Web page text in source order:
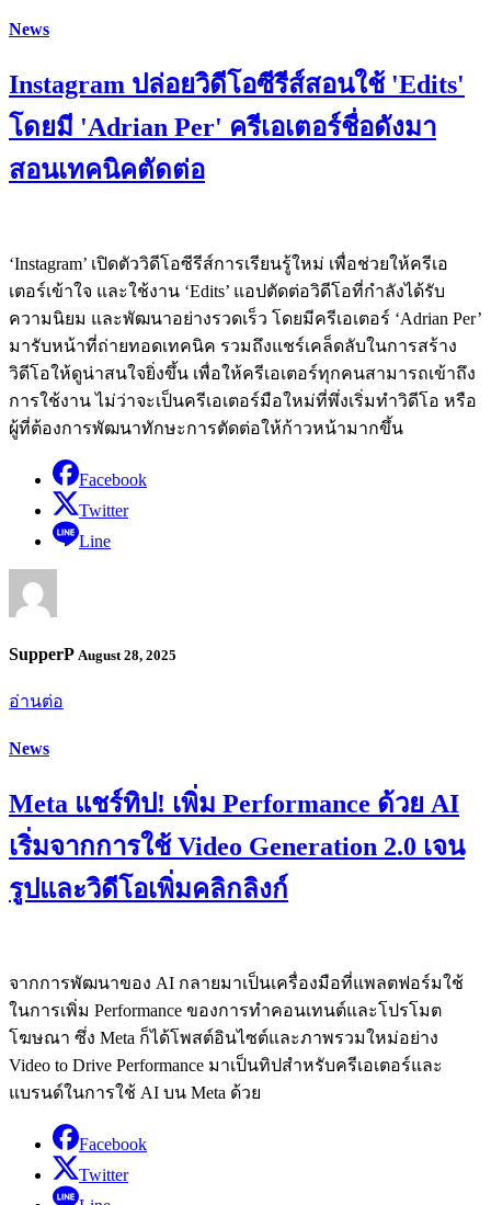
News
Instagram ปล่อยวิดีโอซีรีส์สอนใช้ 'Edits'
โดยมี 'Adrian Per' ครีเอเตอร์ชื่อดังมา
สอนเทคนิคตัดต่อ
‘Instagram’ เปิดตัววิดีโอซีรีส์การเรียนรู้ใหม่ เพื่อช่วยให้ครีเอ
เตอร์เข้าใจ และใช้งาน ‘Edits’ แอปตัดต่อวิดีโอที่กำลังได้รับ
ความนิยม และพัฒนาอย่างรวดเร็ว โดยมีครีเอเตอร์ ‘Adrian Per’
มารับหน้าที่ถ่ายทอดเทคนิค รวมถึงแชร์เคล็ดลับในการสร้าง
วิดีโอให้ดูน่าสนใจยิ่งขึ้น เพื่อให้ครีเอเตอร์ทุกคนสามารถเข้าถึง
การใช้งาน ไม่ว่าจะเป็นครีเอเตอร์มือใหม่ที่พึ่งเริ่มทำวิดีโอ หรือ
ผู้ที่ต้องการพัฒนาทักษะการตัดต่อให้ก้าวหน้ามากขึ้น
Facebook
Twitter
Line
SupperP August 28, 2025
อ่านต่อ
News
Meta แชร์ทิป! เพิ่ม Performance ด้วย AI
เริ่มจากการใช้ Video Generation 2.0 เจน
รูปและวิดีโอเพิ่มคลิกลิงก์
จากการพัฒนาของ AI กลายมาเป็นเครื่องมือที่แพลตฟอร์มใช้
ในการเพิ่ม Performance ของการทำคอนเทนต์และโปรโมต
โฆษณา ซึ่ง Meta ก็ได้โพสต์อินไซต์และภาพรวมใหม่อย่าง
Video to Drive Performance มาเป็นทิปสำหรับครีเอเตอร์และ
แบรนด์ในการใช้ AI บน Meta ด้วย
Facebook
Twitter